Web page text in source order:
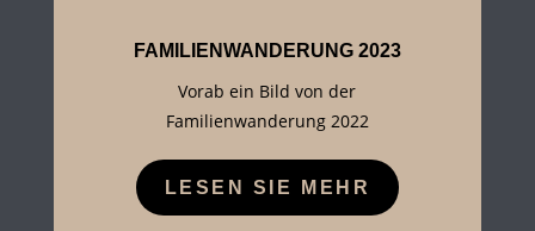
FAMILIENWANDERUNG 2023
Vorab ein Bild von der
Familienwanderung 2022
LESEN SIE MEHR